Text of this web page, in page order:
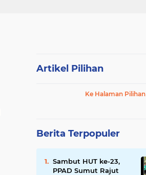
Artikel Pilihan
Ke Halaman Pilihan
Berita Terpopuler
Sambut HUT ke-23,
PPAD Sumut Rajut